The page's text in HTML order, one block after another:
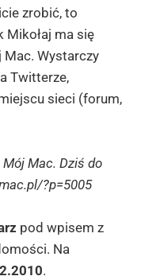
zrobić, to
Mikołaj ma się
Wystarczy
Twitterze,
sieci (forum,
Mac. Dziś do
?p=5005
pod wpisem z
Na
.